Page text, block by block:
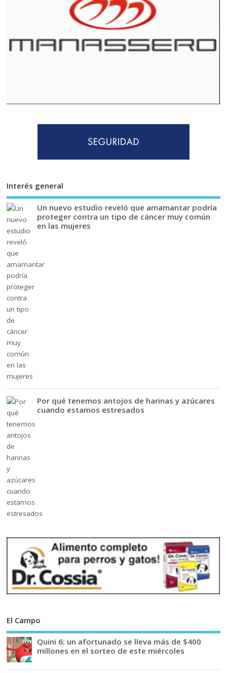
Interés general
Un nuevo estudio reveló que amamantar podría
proteger contra un tipo de cáncer muy común
en las mujeres
Por qué tenemos antojos de harinas y azúcares
cuando estamos estresados
El Campo
Quini 6: un afortunado se lleva más de $400
millones en el sorteo de este miércoles